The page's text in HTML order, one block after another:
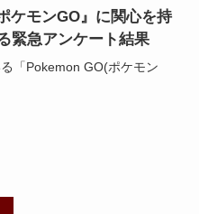
ケモンGO』に関心を持
緊急アンケート結果
「Pokemon GO(ポケモン